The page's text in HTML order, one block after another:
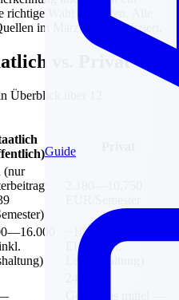
Guide
Wahl zu treffen. Alle
im März 2026 verifiziert.
vs. Privat
Überblick über 12
(nur
~18.000—35.000
EUR (inkl.
Lebenshaltung)